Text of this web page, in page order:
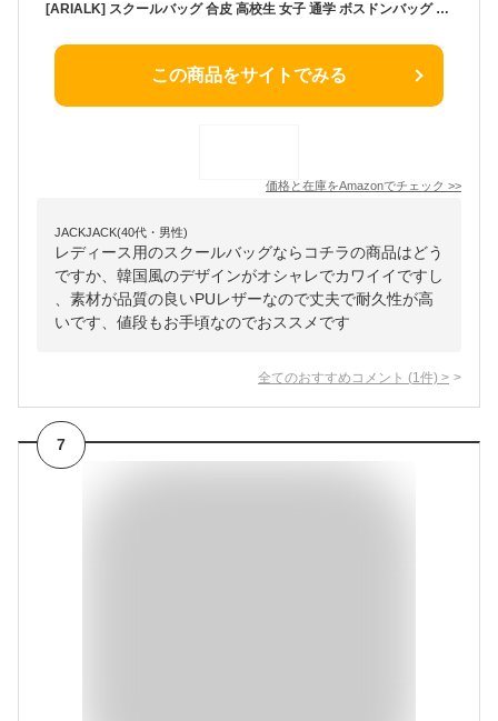
[ARIALK] スクールバッグ 合皮 高校生 女子 通学 ボスドンバッグ スクバ 学生 JK 制服 スクールバック カバン 鞄 PU 大容量 男女兼用 学生鞄 大容量 修学旅行 内側キーリング付き (コーヒー)
この商品をサイトでみる
価格と在庫をAmazonでチェック >>
JACKJACK(40代・男性)
レディース用のスクールバッグならコチラの商品はどう
ですか、韓国風のデザインがオシャレでカワイイですし
、素材が品質の良いPUレザーなので丈夫で耐久性が高
いです、値段もお手頃なのでおススメです
全てのおすすめコメント (1 件) >
7